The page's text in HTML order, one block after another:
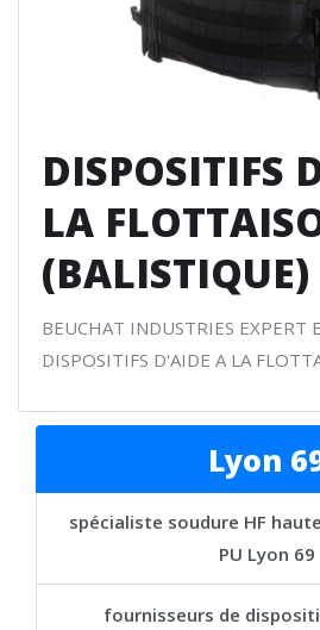
DISPOSITIFS
LA
(BALISTIQUE)
BEUCHAT INDUSTRIES EXPERT
DISPOSITIFS D'AIDE A LA
Lyon
spécialiste soudure HF
PU Lyon 69
fournisseurs de